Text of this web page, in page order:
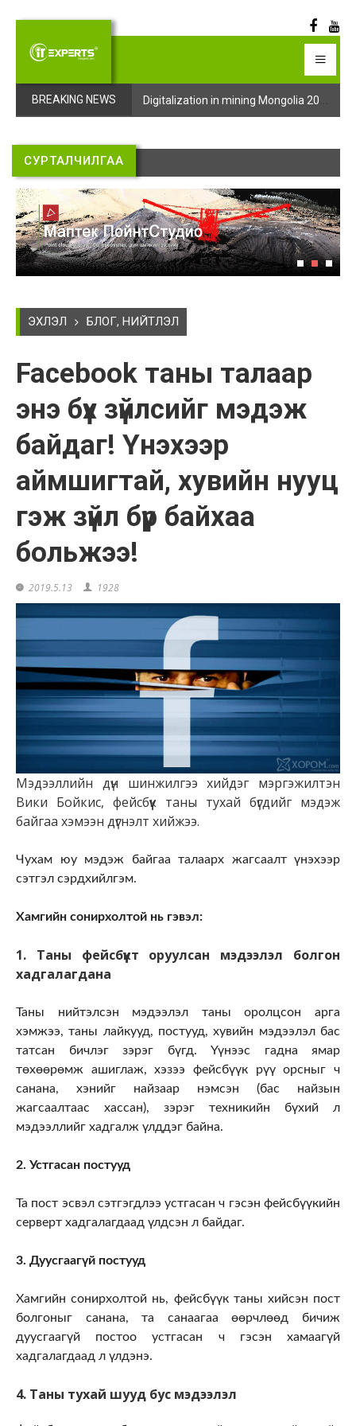
BREAKING NEWS
Digitalization in mining Mongolia 2025 арга хэмжээний бүртгэл эхэллээ Digitalization in mining Mongolia 2025 арга хэмжээний бүртгэл эхэллээ
СУРТАЛЧИЛГАА
ЭХЛЭЛ БЛОГ, НИЙТЛЭЛ
Facebook таны талаар
энэ бүх зүйлсийг мэдэж
байдаг! Үнэхээр
аймшигтай, хувийн нууц
гэж зүйл бүр байхаа
больжээ!
2019.5.13 1928
Мэдээллийн дүн шинжилгээ хийдэг мэргэжилтэн
Вики Бойкис, фейсбүүк таны тухай бүгдийг мэдэж
байгаа хэмээн дүгнэлт хийжээ.
Чухам юу мэдэж байгаа талаарх жагсаалт үнэхээр
сэтгэл сэрдхийлгэм.
Хамгийн сонирхолтой нь гэвэл:
1. Таны фейсбүүкт оруулсан мэдээлэл болгон
хадгалагдана
Таны нийтэлсэн мэдээлэл таны оролцсон арга
хэмжээ, таны лайкууд, постууд, хувийн мэдээлэл бас
татсан бичлэг зэрэг бүгд. Үүнээс гадна ямар
төхөөрөмж ашиглаж, хэзээ фейсбүүк рүү орсныг ч
санана, хэнийг найзаар нэмсэн (бас найзын
жагсаалтаас хассан), зэрэг техникийн бүхий л
мэдээллийг хадгалж үлддэг байна.
2. Устгасан постууд
Та пост эсвэл сэтгэгдлээ устгасан ч гэсэн фейсбүүкийн
серверт хадгалагдаад үлдсэн л байдаг.
3. Дуусгаагүй постууд
Хамгийн сонирхолтой нь, фейсбүүк таны хийсэн пост
болгоныг санана, та санаагаа өөрчлөөд бичиж
дуусгаагүй постоо устгасан ч гэсэн хамаагүй
хадгалагдаад л үлдэнэ.
4. Таны тухай шууд бус мэдээлэл